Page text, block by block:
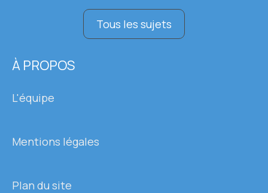
Tous les sujets
À PROPOS
L'équipe
Mentions légales
Plan du site